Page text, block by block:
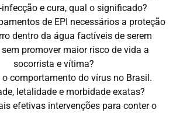
infecção e cura, qual o significado?
de EPI necessários a proteção
dentro da água factíveis de serem
promover maior risco de vida a
socorrista e vítima?
o comportamento do vírus no Brasil.
letalidade e morbidade exatas?
efetivas intervenções para conter o